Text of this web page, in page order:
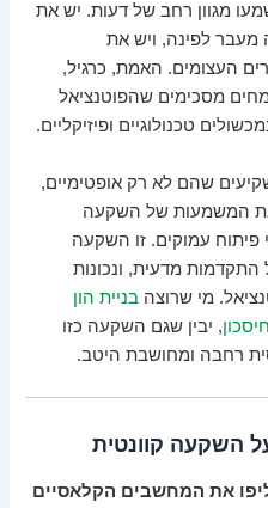
מגוון רחב של דעות. יש את
לפינה, ויש את
העצומים. האמת, כרגיל,
מסכימים שהפוטנציאל
טכנולוגיים ופיזיקליים.
שהם לא רק אופטימיים,
המשמעות של השקעה
פיתוח עמוקים. זו השקעה
מדעית, ונכונות
מי שרוצהבניית הון
, יבין שגם השקעה כזו
רחבה ומחושבת היטב.
השקעה קוונטית
את המחשבים הקלאסיים